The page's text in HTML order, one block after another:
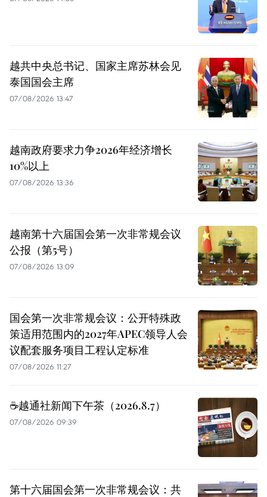
越共中央总书记、国家主席苏林会见
泰国国会主席
07/08/2026 13:47
越南政府要求力争2026年经济增长
10%以上
07/08/2026 13:36
越南第十六届国会第一次非常规会议
公报（第5号）
07/08/2026 13:09
国会第一次非常规会议：公开特殊政
策适用范围内的2027年APEC领导人会
议配套服务项目工程认定标准
07/08/2026 11:27
☕️越通社新闻下午茶（2026.8.7）
07/08/2026 09:39
第十六届国会第一次非常规会议：共